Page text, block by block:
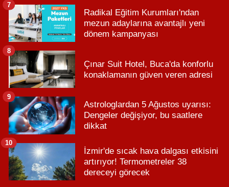
Radikal Eğitim Kurumları'ndan
mezun adaylarına avantajlı yeni
dönem kampanyası
7
Çınar Suit Hotel, Buca'da konforlu
konaklamanın güven veren adresi
8
Astrologlardan 5 Ağustos uyarısı:
Dengeler değişiyor, bu saatlere
dikkat
9
İzmir'de sıcak hava dalgası etkisini
artırıyor! Termometreler 38
dereceyi görecek
10